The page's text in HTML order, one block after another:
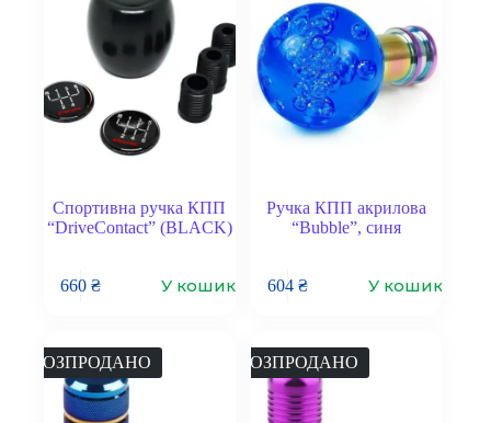
Спортивна ручка КПП
“DriveContact” (BLACK)
660₴ У кошик
Ручка КПП акрилова
“Bubble”, синя
604 ₴ У кошик
РОЗПРОДАНО РОЗПРОДАНО